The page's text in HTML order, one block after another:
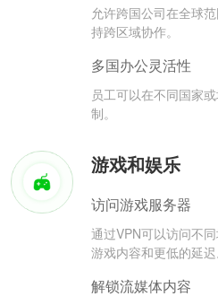
允许跨国公司在全球
持跨区域协作。
多国办公灵活性
员工可以在不同国家
制。
游戏和娱乐
访问游戏服务器
通过VPN可以访问不
游戏内容和更低的延迟
解锁流媒体内容